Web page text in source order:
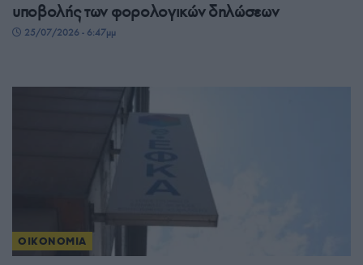
υποβολής των φορολογικών δηλώσεων
25/07/2026 - 6:47μμ
ΟΙΚΟΝΟΜΙΑ